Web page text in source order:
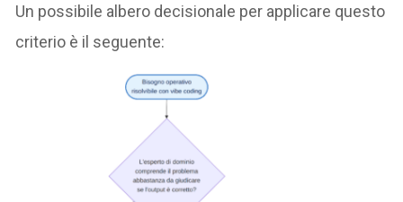
Un possibile albero decisionale per applicare questo
criterio è il seguente: